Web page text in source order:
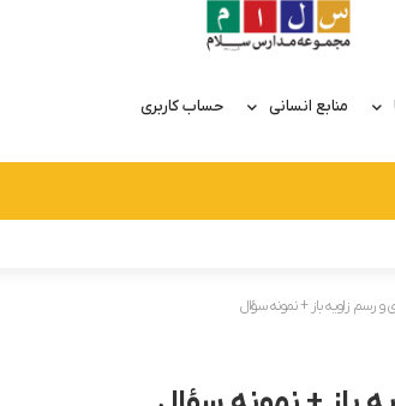
منابع انسانی حساب کاربری
رسم زاویه باز + نمونه سؤال